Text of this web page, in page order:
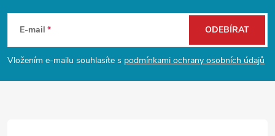
p
a
E-mail
Vložením e-mailu souhlasíte s podmínkami ochrany osobních údajů
ODEBÍRAT